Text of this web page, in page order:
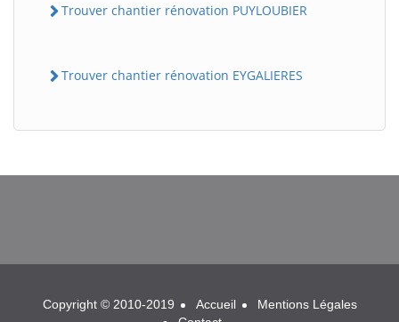
Trouver chantier rénovation PUYLOUBIER
Trouver chantier rénovation EYGALIERES
BatiWebPro
Copyright © 2010-2019 Accueil
Mentions Légales